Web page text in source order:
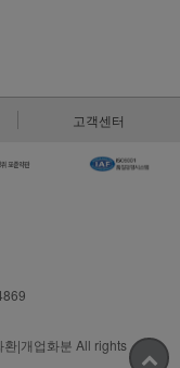
고객센터
|개업화분 All rights